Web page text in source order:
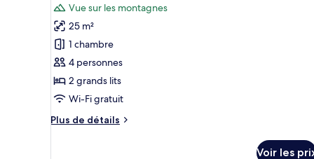
balcon
pour
ce
type
de
chambre :
Chambre
Double
Deluxe,
Vue sur les montagnes
25 m²
1 chambre
4 personnes
2 grands lits
Wi-Fi gratuit
Plus de détails
Plus
Voir les